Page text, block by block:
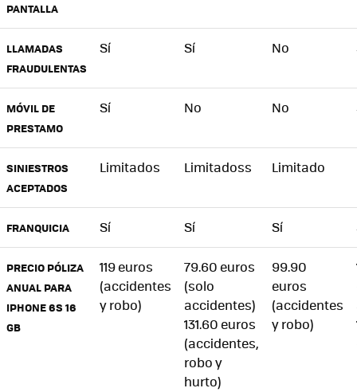
PANTALLA
LLAMADAS
FRAUDULENTAS
Sí Sí No
MÓVIL DE
PRESTAMO
Sí No No
SINIESTROS
ACEPTADOS
Limitados Limitadoss Limitado
FRANQUICIA Sí Sí Sí
PRECIO PÓLIZA
ANUAL PARA
IPHONE 6S 16
GB
119 euros
(accidentes
y robo)
79.60 euros
(solo
accidentes)
131.60 euros
(accidentes,
robo y
hurto)
99.90
euros
(accidentes
y robo)